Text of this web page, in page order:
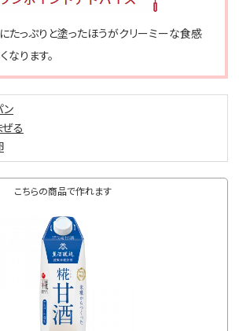
たっぷりと塗ったほうがクリーミーな食感
なります。
ン
ぜる
こちらの商品で作れます